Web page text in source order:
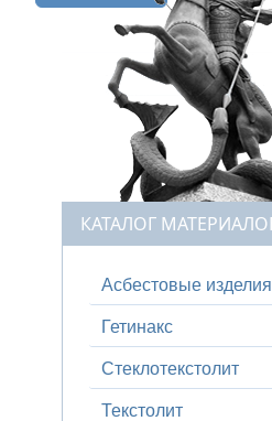
КАТАЛОГ
Асбестовые изделия
Гетинакс
Стеклотекстолит
Текстолит